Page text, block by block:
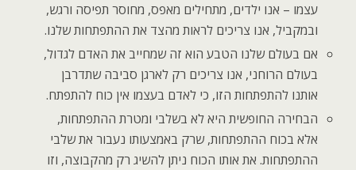
עצמו – אנו ילדים, מתחילים מאפס, מחוסר תפיסה ורגש,
ובמקביל, אנו צריכים לראות מהצד את ההתפתחות שלנו.
אם בעולם שלנו הטבע הוא זה שמחייב את האדם לגדול,
בעולם הרוחני, אנו צריכים רק לארגן סביבה שתדרבן
אותנו להתפתחות הזו, כי לאדם בעצמו אין כוח להתפתח.
הבחירה החופשית היא לא בשלבי ומטרת ההתפתחות,
אלא בכוח ההתפתחות, שרק באמצעותו נעבור את שלבי
ההתפתחות. את אותו הכוח ניתן להשיג רק מהקבוצה, וזו